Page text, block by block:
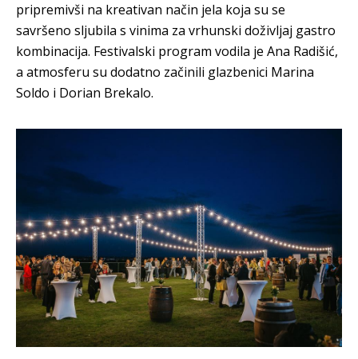
pripremivši na kreativan način jela koja su se
savršeno sljubila s vinima za vrhunski doživljaj gastro
kombinacija. Festivalski program vodila je Ana Radišić,
a atmosferu su dodatno začinili glazbenici Marina
Soldo i Dorian Brekalo.